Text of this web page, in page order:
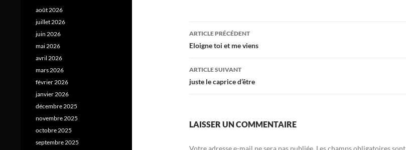
Navigation
des
articles
ARTICLE PRÉCÉDENT
Eloigne toi et me viens
ARTICLE SUIVANT
juste le caprice d’être
LAISSER UN COMMENTAIRE
août 2026
juillet 2026
juin 2026
mai 2026
avril 2026
mars 2026
février 2026
janvier 2026
décembre 2025
novembre 2025
octobre 2025
septembre 2025